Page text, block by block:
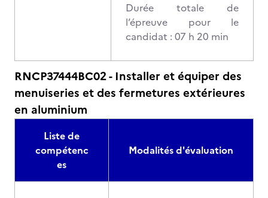
Durée totale de
l’épreuve pour le
candidat : 07 h 20 min
RNCP37444BC02 - Installer et équiper des
menuiseries et des fermetures extérieures
en aluminium
Liste de
compétenc
es
Modalités d'évaluation